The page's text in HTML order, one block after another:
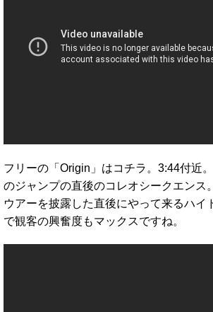
フリーの「Origin」はコチラ。3:44付近
のジャンプの直後のコレオシークエンス
ウアーを披露した直後にやって来るハイ
で観客の興奮度もマックスですね。